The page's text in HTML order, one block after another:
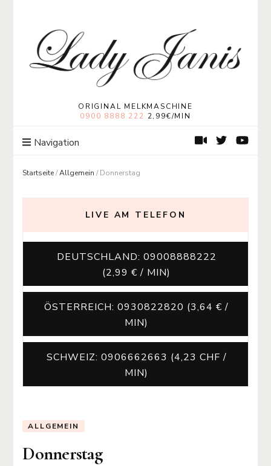
Lady Janis
ORIGINAL MELKMASCHINE
0900 8888 222 2,99€/MIN
Navigation
Startseite /Allgemein / Donnerstag
LIVE AM TELEFON
DEUTSCHLAND: 09008888222
(2,99 € / MIN)
ÖSTERREICH: 0930822820 (3,64 € /
MIN)
SCHWEIZ: 0906662663 (4,23 CHF /
MIN)
ALLGEMEIN
Donnerstag